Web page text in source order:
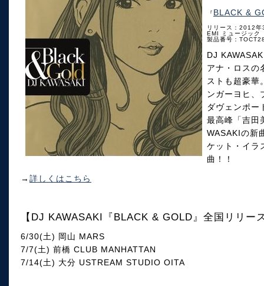
『 BLACK &
リリース：2012
EMI ミュージック
製品番号：
DJ
アナ・ロスの
ストも超豪華
ンガーヨヒ、
ダヴェンポー
最高峰「吉田
WASAKIの新
ケット・イラ
曲！！
→ 詳しくはこちら
【DJ KAWASAKI『BLACK & GOLD』全国リリー
6/30(土) 岡山 MARS
7/7(土) 前橋 CLUB MANHATTAN
7/14(土) 大分 USTREAM STUDIO OITA